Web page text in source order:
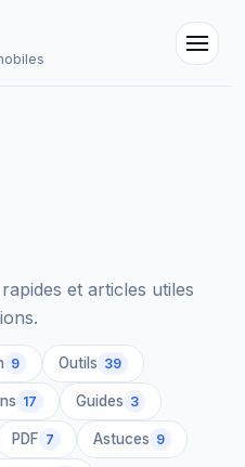
et articles utiles
9 Outils 39
17 Guides 3
PDF 7 Astuces 9